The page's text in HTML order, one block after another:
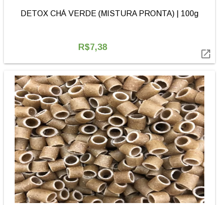
DETOX CHÁ VERDE (MISTURA PRONTA) | 100g
R$7,38
